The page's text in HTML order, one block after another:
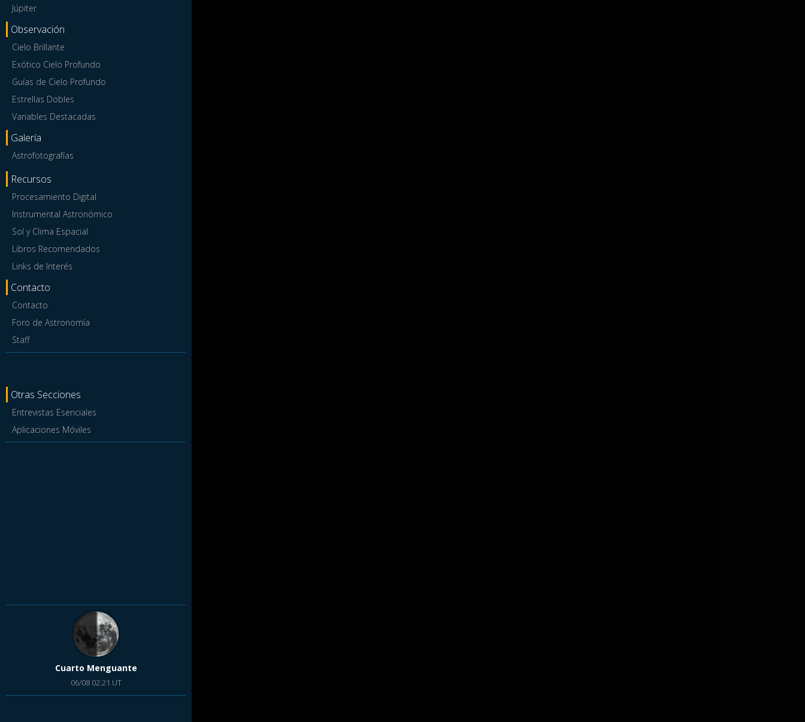
Júpiter
Observación
Cielo Brillante
Exótico Cielo Profundo
Guías de Cielo Profundo
Estrellas Dobles
Variables Destacadas
Galería
Astrofotografías
Recursos
Procesamiento Digital
Instrumental Astronómico
Sol y Clima Espacial
Libros Recomendados
Links de Interés
Contacto
Contacto
Foro de Astronomía
Staff
Otras Secciones
Entrevistas Esenciales
Aplicaciones Móviles
Cuarto Menguante
06/08 02:21 UT